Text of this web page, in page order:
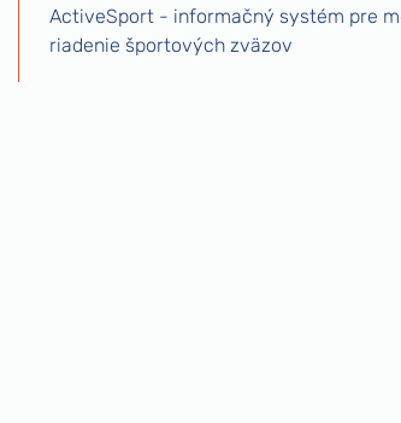
ActiveSport - informačný systém pre
riadenie športových zväzov